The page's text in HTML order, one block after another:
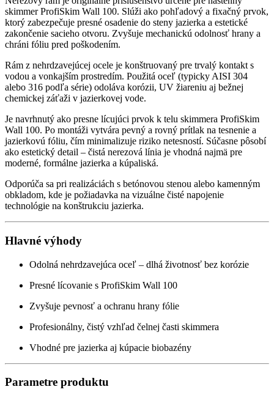
skimmer ProfiSkim Wall 100. Slúži ako pohľadový a fixačný prvok,
ktorý zabezpečuje presné osadenie do steny jazierka a estetické
zakončenie sacieho otvoru. Zvyšuje mechanickú odolnosť hrany a
chráni fóliu pred poškodením.
Rám z nehrdzavejúcej ocele je konštruovaný pre trvalý kontakt s
vodou a vonkajším prostredím. Použitá oceľ (typicky AISI 304
alebo 316 podľa série) odoláva korózii, UV žiareniu aj bežnej
chemickej záťaži v jazierkovej vode.
Je navrhnutý ako presne lícujúci prvok k telu skimmera ProfiSkim
Wall 100. Po montáži vytvára pevný a rovný prítlak na tesnenie a
jazierkovú fóliu, čím minimalizuje riziko netesností. Súčasne pôsobí
ako estetický detail – čistá nerezová línia je vhodná najmä pre
moderné, formálne jazierka a kúpaliská.
Odporúča sa pri realizáciách s betónovou stenou alebo kamenným
obkladom, kde je požiadavka na vizuálne čisté napojenie
technológie na konštrukciu jazierka.
Hlavné výhody
Odolná nehrdzavejúca oceľ – dlhá životnosť bez korózie
Presné lícovanie s ProfiSkim Wall 100
Zvyšuje pevnosť a ochranu hrany fólie
Profesionálny, čistý vzhľad čelnej časti skimmera
Vhodné pre jazierka aj kúpacie biobazény
Parametre produktu